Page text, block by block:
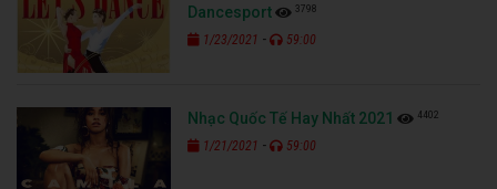
Dancesport
3798
1/23/2021 - 59:00
Nhạc Quốc Tế Hay Nhất 2021 4402
1/21/2021 - 59:00